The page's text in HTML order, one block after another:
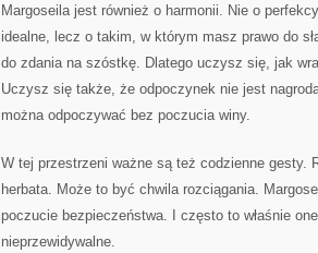
Margoseila jest również o harmonii. Nie o
idealne, lecz o takim, w którym masz prawo do
do zdania na szóstkę. Dlatego uczysz się, jak
Uczysz się także, że odpoczynek nie jest
można odpoczywać bez poczucia winy.
W tej przestrzeni ważne są też codzienne gesty.
herbata. Może to być chwila rozciągania.
poczucie bezpieczeństwa. I często to właśnie
nieprzewidywalne.